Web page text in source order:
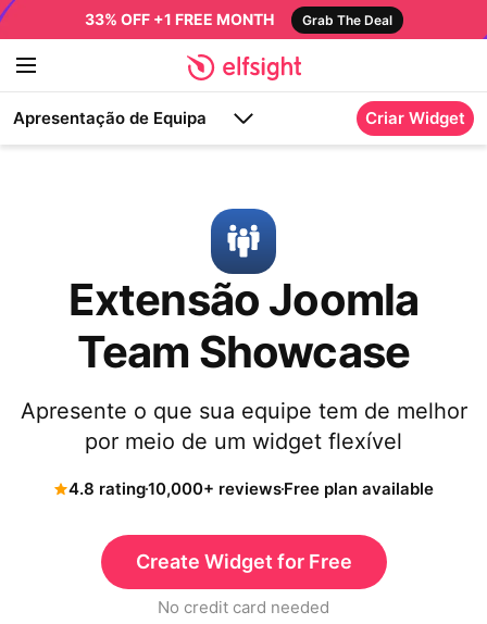
33% OFF +1 FREE MONTH Grab The Deal
Apresentação de Equipa Criar Widget
Extensão Joomla
Team Showcase
Apresente o que sua equipe tem de melhor
por meio de um widget flexível
4.8 rating10,000+ reviewsFree plan available
Create Widget for Free
No credit card needed